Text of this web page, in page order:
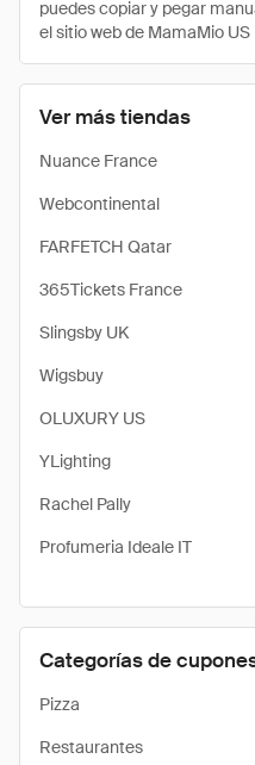
Ver más tiendas
Nuance France
Webcontinental
FARFETCH Qatar
365Tickets France
Slingsby UK
Wigsbuy
OLUXURY US
YLighting
Rachel Pally
Profumeria Ideale IT
Categorías de
Pizza
Restaurantes
puedes copiar y pegar
el sitio web de MamaMio